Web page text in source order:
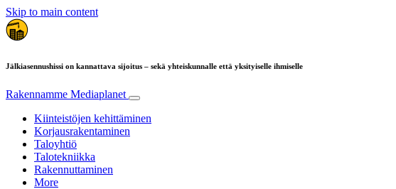
Skip to main content
Jälkiasennushissi on kannattava sijoitus – sekä yhteiskunnalle että yksityiselle ihmiselle
Rakennamme Mediaplanet
Kiinteistöjen kehittäminen
Korjausrakentaminen
Taloyhtiö
Talotekniikka
Rakennuttaminen
More